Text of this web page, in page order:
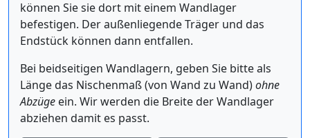
können Sie sie dort mit einem Wandlager
befestigen. Der außenliegende Träger und das
Endstück können dann entfallen.
Bei beidseitigen Wandlagern, geben Sie bitte als
Länge das Nischenmaß (von Wand zu Wand)ohne
Abzüge ein. Wir werden die Breite der Wandlager
abziehen damit es passt.